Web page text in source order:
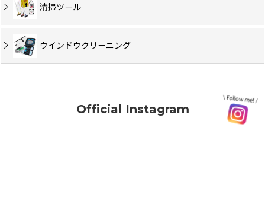
清掃ツール
ウインドウクリーニング
Official Instagram